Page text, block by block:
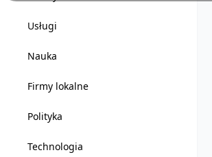
Usługi
Nauka
Firmy lokalne
Polityka
Technologia